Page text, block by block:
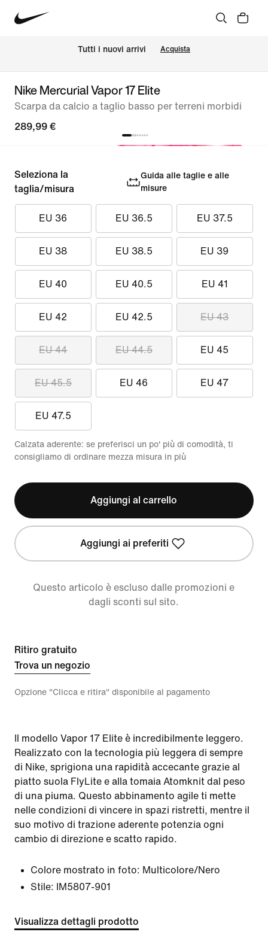
Tutti i nuovi arrivi Acquista
Nike Mercurial Vapor 17 Elite
Scarpa da calcio a taglio basso per terreni morbidi
289,99 €
Seleziona la
taglia/misura
Guida alle taglie e alle
misure
EU 36 EU 36.5 EU 37.5
EU 38 EU 38.5 EU 39
EU 40 EU 40.5 EU 41
EU 42 EU 42.5 EU 43
EU 44 EU 44.5 EU 45
EU 45.5 EU 46 EU 47
EU 47.5
Calzata aderente: se preferisci un po' più di comodità, ti
consigliamo di ordinare mezza misura in più
Aggiungi al carrello
Aggiungi ai preferiti
Questo articolo è escluso dalle promozioni e
dagli sconti sul sito.
Ritiro gratuito
Trova un negozio
Opzione "Clicca e ritira" disponibile al pagamento
Il modello Vapor 17 Elite è incredibilmente leggero.
Realizzato con la tecnologia più leggera di sempre
di Nike, sprigiona una rapidità accecante grazie al
piatto suola FlyLite e alla tomaia Atomknit dal peso
di una piuma. Questo abbinamento agile ti mette
nelle condizioni di vincere in spazi ristretti, mentre il
suo motivo di trazione aderente potenzia ogni
cambio di direzione e scatto rapido.
Colore mostrato in foto: Multicolore/Nero
Stile:
IM5807-901
Visualizza dettagli prodotto